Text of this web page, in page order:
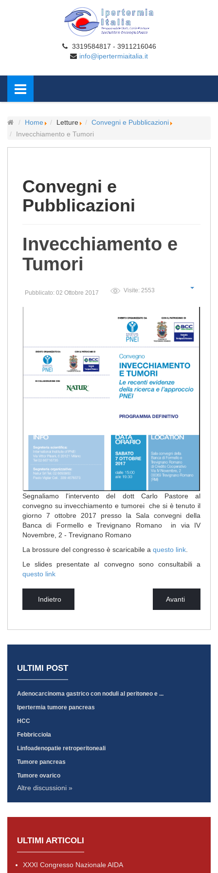
3319584817 - 3911216046
info@ipertermiaitalia.it
Home Letture
Convegni e Pubblicazioni
Invecchiamento e Tumori
Convegni e
Pubblicazioni
Invecchiamento e
Tumori
Pubblicato: 02 Ottobre 2017 Visite: 2553
Segnaliamo l'intervento del dott Carlo Pastore al
convegno su invecchiamento e tumorei che si è tenuto il
giorno 7 ottobre 2017 presso la Sala convegni della
Banca di Formello e Trevignano Romano in via IV
Novembre, 2 - Trevignano Romano
La brossure del congresso è scaricabile a questo link.
Le slides presentate al convegno sono consultabili a
questo link
Indietro Avanti
ULTIMI POST
Adenocarcinoma gastrico con noduli al peritoneo e ...
Ipertermia tumore pancreas
HCC
Febbricciola
Linfoadenopatie retroperitoneali
Tumore pancreas
Tumore ovarico
Altre discussioni »
ULTIMI ARTICOLI
XXXI Congresso Nazionale AIDA